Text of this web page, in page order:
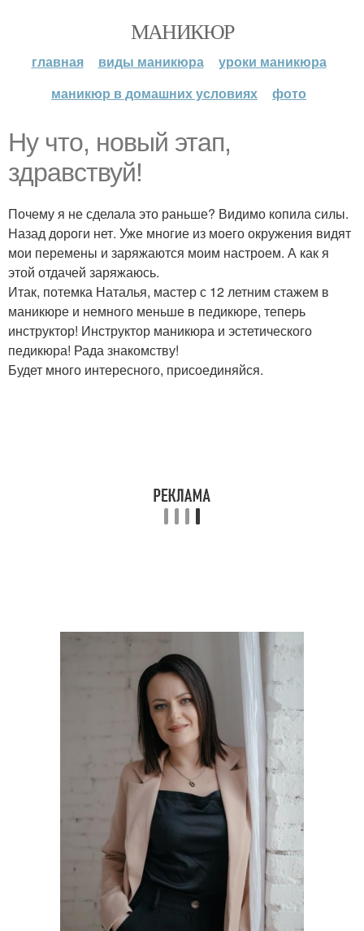
МАНИКЮР
главная виды маникюра
уроки маникюра
маникюр в домашних условиях
фото
Ну что, новый этап,
здравствуй!
Почему я не сделала это раньше? Видимо копила силы.
Назад дороги нет. Уже многие из моего окружения видят
мои перемены и заряжаются моим настроем. А как я
этой отдачей заряжаюсь.
Итак, потемка Наталья, мастер с 12 летним стажем в
маникюре и немного меньше в педикюре, теперь
инструктор! Инструктор маникюра и эстетического
педикюра! Рада знакомству!
Будет много интересного, присоединяйся.